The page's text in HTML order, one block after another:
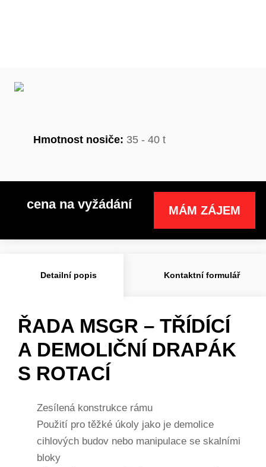
Hmotnost nosiče: 35 - 40 t
cena na vyžádání MÁM ZÁJEM
Detailní popis Kontaktní formulář
ŘADA MSGR – TŘÍDÍCÍ
A DEMOLIČNÍ DRAPÁK
S ROTACÍ
Zesílená konstrukce rámu
Použití pro těžké úkoly jako je demolice
cihlových budov nebo manipulace se skalními
bloky